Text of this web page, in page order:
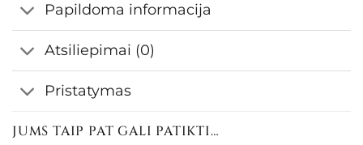
Papildoma informacija
Atsiliepimai (0)
Pristatymas
JUMS TAIP PAT GALI PATIKTI…